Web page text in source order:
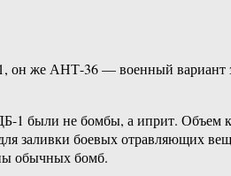
1, он же АНТ-36 — военный вариант
1 были не бомбы, а иприт. Объем
заливки боевых отравляющих
обычных бомб.